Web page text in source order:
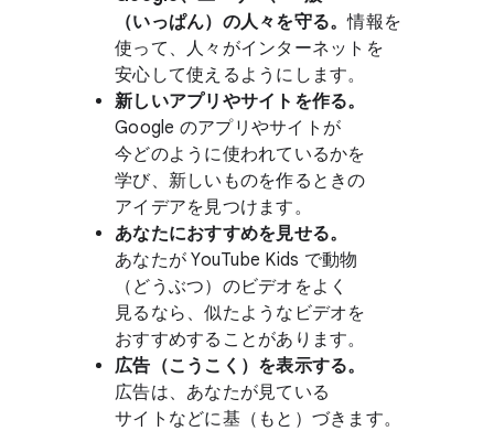
（いっぱん）の​人々を​守る。​情報を​
使って、​人々が​インターネットを​
安心して​使えるようにします。
新しい​アプリや​サイトを​作る。
Google の​アプリや​サイトが​
今どのように​使われているかを​
学び、​新しい​ものを​作る​ときの​
アイデアを​見つけます。
あなたに​おすすめを​見せる。
あなたが YouTube Kids で​動物​
（どうぶつ）の​ビデオを​よく​
見るなら、​似たような​ビデオを​
おすすめする​ことがあります。
広告​（こう​こく）を​表示する。
広告は、​あなたが​見ている​
サイトなどに​基（もと）​づきます。